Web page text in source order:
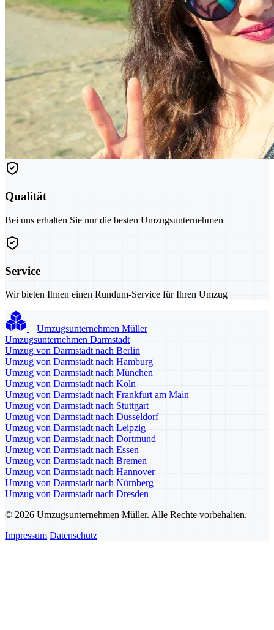
Qualität
Bei uns erhalten Sie nur die besten Umzugsunternehmen
Service
Wir bieten Ihnen einen Rundum-Service für Ihren Umzug
Umzugsunternehmen Müller
Umzugsunternehmen Darmstadt
Umzug von Darmstadt nach Berlin
Umzug von Darmstadt nach Hamburg
Umzug von Darmstadt nach München
Umzug von Darmstadt nach Köln
Umzug von Darmstadt nach Frankfurt am Main
Umzug von Darmstadt nach Stuttgart
Umzug von Darmstadt nach Düsseldorf
Umzug von Darmstadt nach Leipzig
Umzug von Darmstadt nach Dortmund
Umzug von Darmstadt nach Essen
Umzug von Darmstadt nach Bremen
Umzug von Darmstadt nach Hannover
Umzug von Darmstadt nach Nürnberg
Umzug von Darmstadt nach Dresden
© 2026 Umzugsunternehmen Müller. Alle Rechte vorbehalten.
Impressum Datenschutz